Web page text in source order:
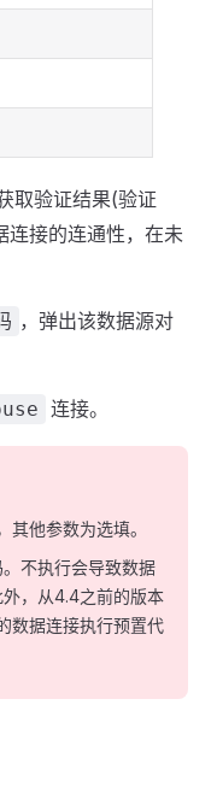
取验证结果(验证
连接的连通性，在未
，弹出该数据源对
连接。
他参数为选填。
不执行会导致数据
，从4.4之前的版本
数据连接执行预置代